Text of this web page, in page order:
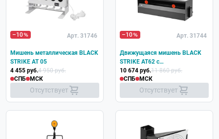
–10 Арт. 31746
Мишень металлическая BLACK
STRIKE AT 05
4 455 руб.4 950 руб.
СПБ
МСК
Отсутствует
–10 Арт. 31744
Движущаяся мишень BLACK
STRIKE AT62 с
пулеулавливателем
10 674 руб.11 860 руб.
СПБ
МСК
Отсутствует